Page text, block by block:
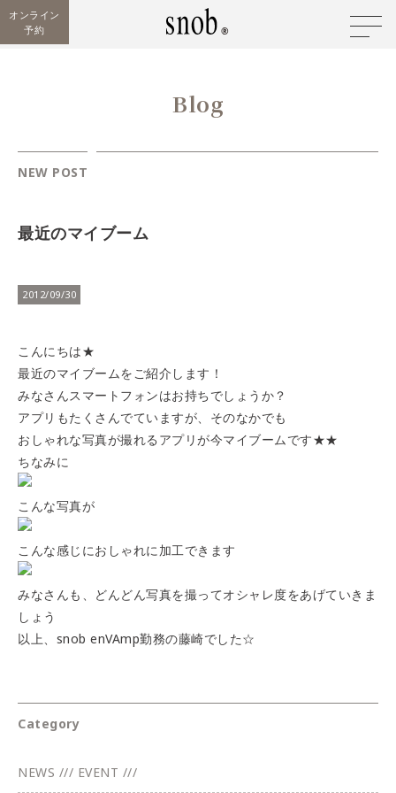
オンライン
予約
Blog
NEW POST
最近のマイブーム
2012/09/30
こんにちは★
最近のマイブームをご紹介します！
みなさんスマートフォンはお持ちでしょうか？
アプリもたくさんでていますが、そのなかでも
おしゃれな写真が撮れるアプリが今マイブームです★★
ちなみに
こんな写真が
こんな感じにおしゃれに加工できます
みなさんも、どんどん写真を撮ってオシャレ度をあげていきま
しょう
以上、snob enVAmp勤務の藤崎でした☆
Category
NEWS /// EVENT ///